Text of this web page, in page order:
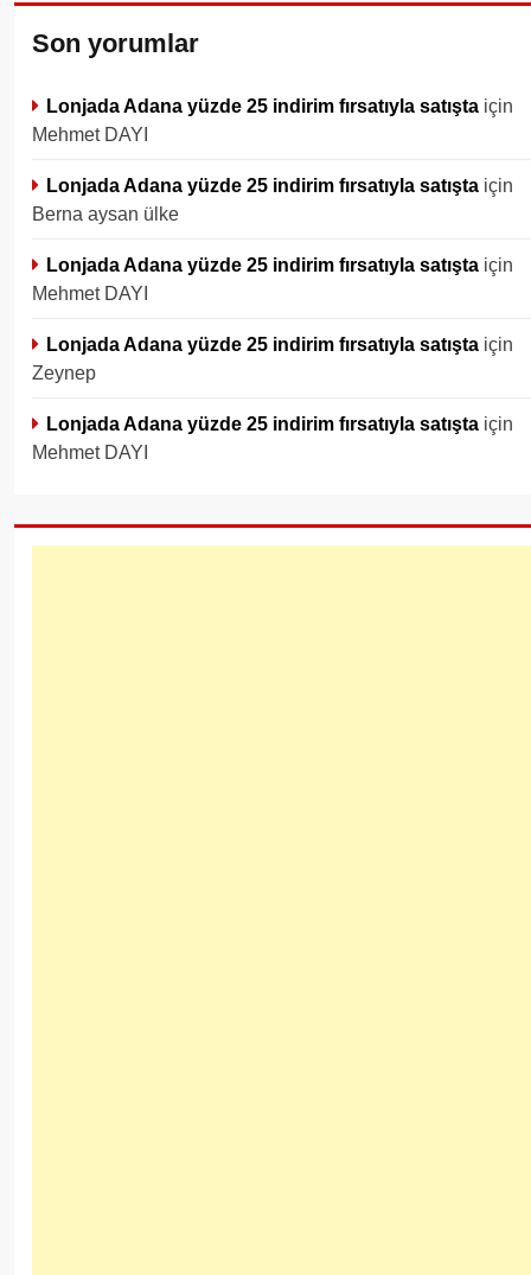
Son yorumlar
Lonjada Adana yüzde 25 indirim fırsatıyla satışta için
Mehmet DAYI
Lonjada Adana yüzde 25 indirim fırsatıyla satışta için
Berna aysan ülke
Lonjada Adana yüzde 25 indirim fırsatıyla satışta için
Mehmet DAYI
Lonjada Adana yüzde 25 indirim fırsatıyla satışta için
Zeynep
Lonjada Adana yüzde 25 indirim fırsatıyla satışta için
Mehmet DAYI